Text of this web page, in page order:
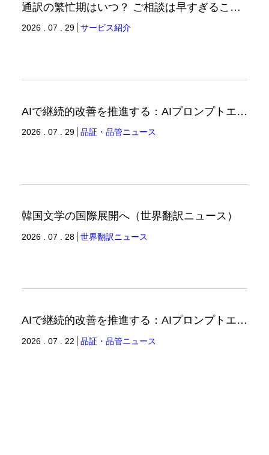
通訳の繁忙期はいつ？ ご相談は早すぎることはありません。（通訳ブログ）
2026 . 07 . 29 サービス紹介
AIで継続的改善を推進する：AIプロンプトエンジニアリングへの品質思考の適用-3（品証品管ニュース）
2026 . 07 . 29 品証・品管ニュース
韓国文学の国際展開へ（世界翻訳ニュース）
2026 . 07 . 28 世界翻訳ニュース
AIで継続的改善を推進する：AIプロンプトエンジニアリングへの品質思考の適用-2（品証品管ニュース）
2026 . 07 . 22 品証・品管ニュース